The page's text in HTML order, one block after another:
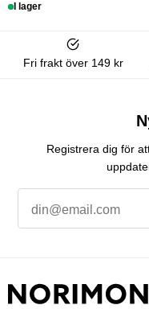
I lager
Fri frakt över 149 kr
Registrera dig för